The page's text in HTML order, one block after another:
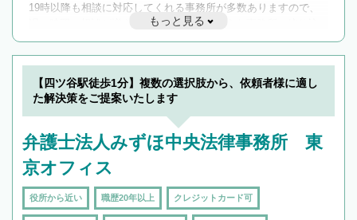
19時以降も相談に対応してくれる事務所が多数ありますので、
遅い時間の相談が増えそうな場合はそのような事務所に絞り込
んで検索してみましょう。
19時以降TEL可の条件
を加えて再検索
もっと見る
【四ツ谷駅徒歩1分】複数の選択肢から、依頼者様に適し
た解決策をご提案いたします
弁護士法人みずほ中央法律事務所 東
京オフィス
役所から近い 職歴20年以上 クレジットカード可